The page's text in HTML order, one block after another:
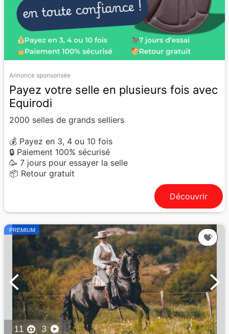
Annonce sponsorisée
Payez votre selle en plusieurs fois avec
Equirodi
2000 selles de grands selliers
💰 Payez en 3, 4 ou 10 fois
🔒 Paiement 100% sécurisé
🥳 7 jours pour essayer la selle
📦 Retour gratuit
Découvrir
PREMIUM
11 3